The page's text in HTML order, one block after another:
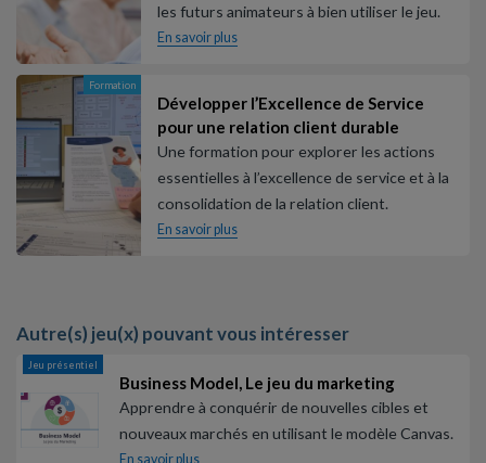
les futurs animateurs à bien utiliser le jeu.
En savoir plus
Formation
Développer l’Excellence de Service
pour une relation client durable
Une formation pour explorer les actions
essentielles à l’excellence de service et à la
consolidation de la relation client.
En savoir plus
Autre(s) jeu(x) pouvant vous intéresser
Jeu présentiel
Business Model, Le jeu du marketing
Apprendre à conquérir de nouvelles cibles et
nouveaux marchés en utilisant le modèle Canvas.
En savoir plus